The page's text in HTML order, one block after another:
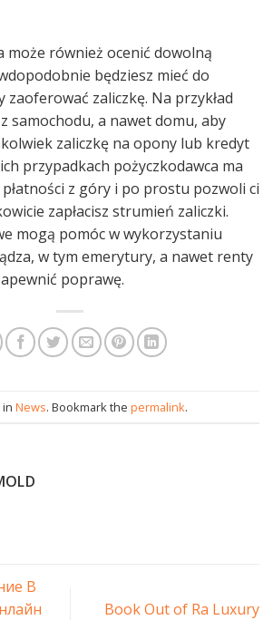
może również ocenić dowolną
będziesz mieć do
zaoferować zaliczkę. Na przykład
samochodu, a nawet domu, aby
zaliczkę na opony lub kredyt
przypadkach pożyczkodawca ma
z góry i po prostu pozwoli ci
zapłacisz strumień zaliczki.
mogą pomóc w wykorzystaniu
w tym emerytury, a nawet renty
poprawę.
News. Bookmark the permalink.
В
Book Out of Ra Luxury